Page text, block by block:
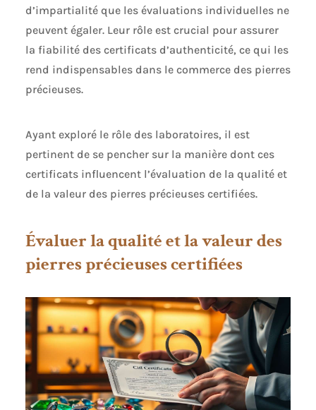
d’impartialité que les évaluations individuelles ne
peuvent égaler. Leur rôle est crucial pour assurer
la fiabilité des certificats d’authenticité, ce qui les
rend indispensables dans le commerce des pierres
précieuses.
Ayant exploré le rôle des laboratoires, il est
pertinent de se pencher sur la manière dont ces
certificats influencent l’évaluation de la qualité et
de la valeur des pierres précieuses certifiées.
Évaluer la qualité et la valeur des
pierres précieuses certifiées